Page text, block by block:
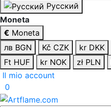
Русский
Moneta
€ Moneta
лв BGN
Kč CZK kr DKK
Ft HUF
kr NOK zł PLN
Il mio account
0